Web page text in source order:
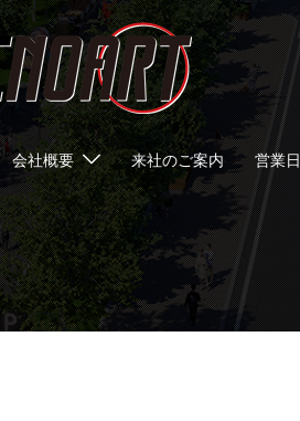
会社概要 来社のご案内 営業日